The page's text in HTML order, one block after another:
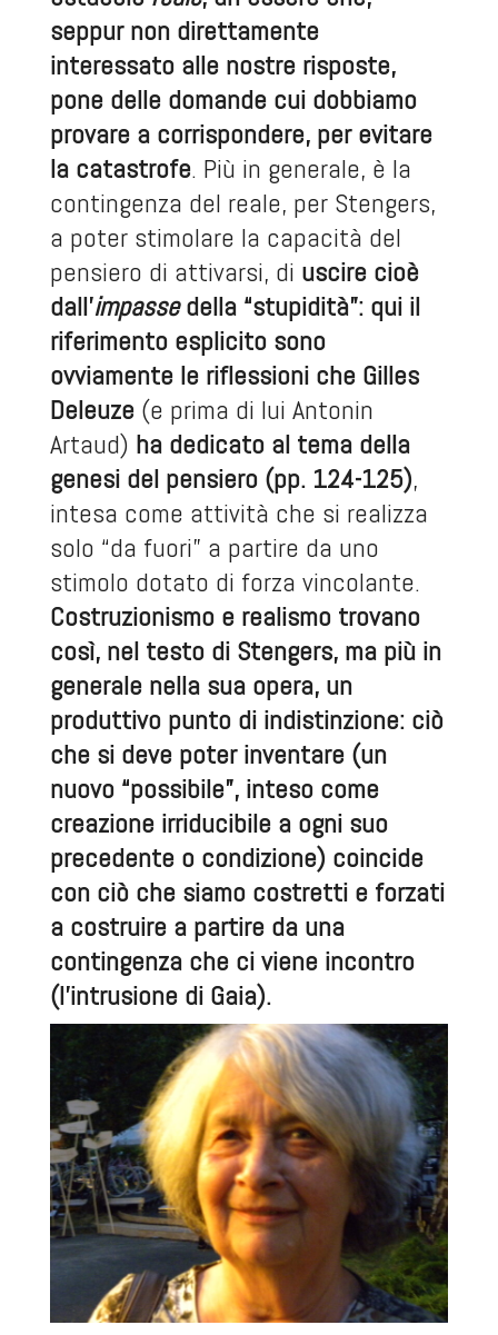
seppur non direttamente
interessato alle nostre risposte,
pone delle domande cui dobbiamo
provare a corrispondere, per evitare
la catastrofe. Più in generale, è la
contingenza del reale, per Stengers,
a poter stimolare la capacità del
pensiero di attivarsi, di uscire cioè
dall’impassedella “stupidità”: qui il
riferimento esplicito sono
ovviamente le riflessioni che Gilles
Deleuze(e prima di lui Antonin
Artaud) ha dedicato al tema della
genesi del pensiero (pp. 124-125),
intesa come attività che si realizza
solo “da fuori” a partire da uno
stimolo dotato di forza vincolante.
Costruzionismo e realismo trovano
così, nel testo di Stengers, ma più in
generale nella sua opera, un
produttivo punto di indistinzione: ciò
che si deve poter inventare (un
nuovo “possibile”, inteso come
creazione irriducibile a ogni suo
precedente o condizione) coincide
con ciò che siamo costretti e forzati
a costruire a partire da una
contingenza che ci viene incontro
(l’intrusione di Gaia).